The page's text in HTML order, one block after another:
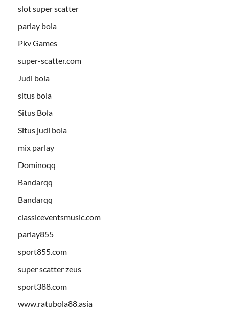
slot super scatter
parlay bola
Pkv Games
super-scatter.com
Judi bola
situs bola
Situs Bola
Situs judi bola
mix parlay
Dominoqq
Bandarqq
Bandarqq
classiceventsmusic.com
parlay855
sport855.com
super scatter zeus
sport388.com
www.ratubola88.asia